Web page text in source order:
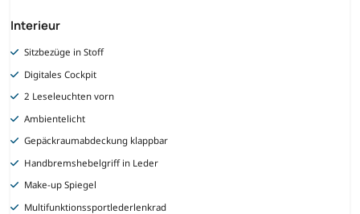
Interieur
Sitzbezüge in Stoff
Digitales Cockpit
2 Leseleuchten vorn
Ambientelicht
Gepäckraumabdeckung klappbar
Handbremshebelgriff in Leder
Make-up Spiegel
Multifunktionssportlederlenkrad